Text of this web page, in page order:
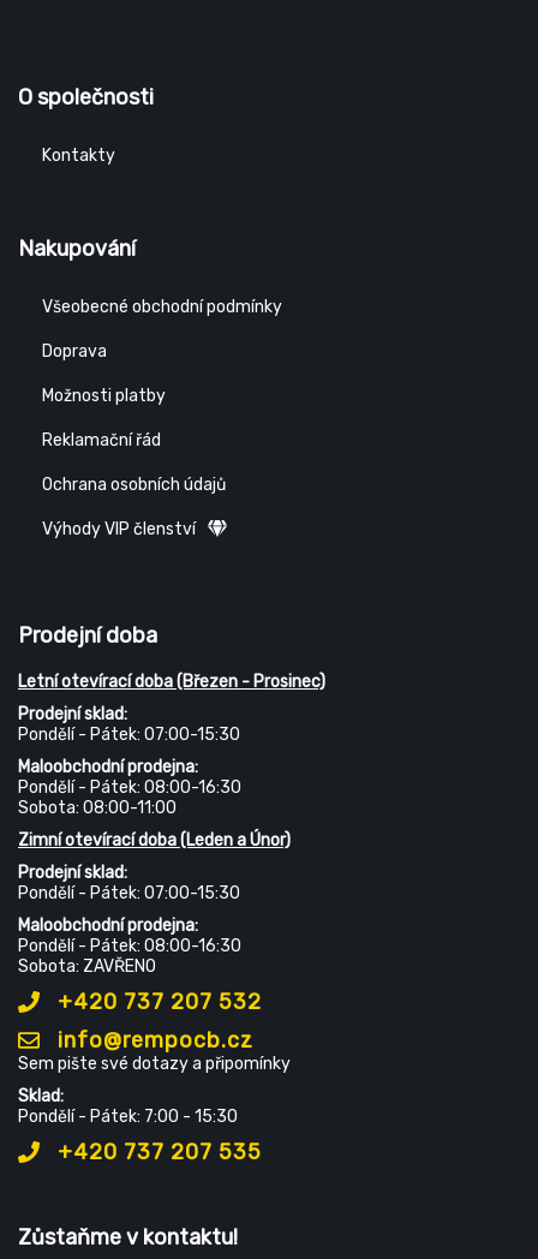
O společnosti
Kontakty
Nakupování
Všeobecné obchodní podmínky
Doprava
Možnosti platby
Reklamační řád
Ochrana osobních údajů
Výhody VIP členství
Prodejní doba
Letní otevírací doba (Březen - Prosinec)
Prodejní sklad:
Pondělí - Pátek: 07:00-15:30
Maloobchodní prodejna:
Pondělí - Pátek: 08:00-16:30
Sobota: 08:00-11:00
Zimní otevírací doba (Leden a Únor)
Prodejní sklad:
Pondělí - Pátek: 07:00-15:30
Maloobchodní prodejna:
Pondělí - Pátek: 08:00-16:30
Sobota: ZAVŘENO
+420 737 207 532
info@rempocb.cz
Sem pište své dotazy a připomínky
Sklad:
Pondělí - Pátek: 7:00 - 15:30
+420 737 207 535
Zůstaňme v kontaktu!